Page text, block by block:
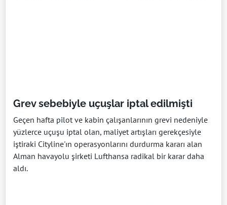
Grev sebebiyle uçuşlar iptal edilmişti
Geçen hafta pilot ve kabin çalışanlarının grevi nedeniyle
yüzlerce uçuşu iptal olan, maliyet artışları gerekçesiyle
iştiraki Cityline'ın operasyonlarını durdurma kararı alan
Alman havayolu şirketi Lufthansa radikal bir karar daha
aldı.